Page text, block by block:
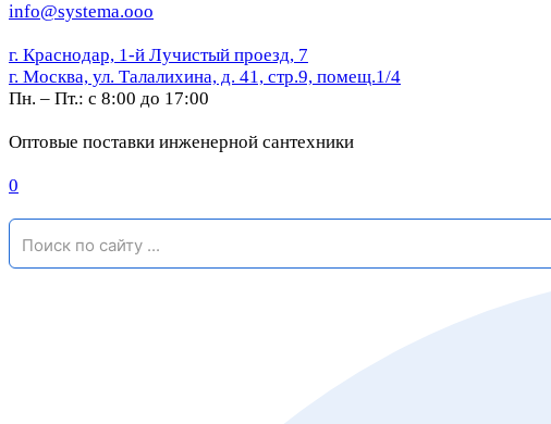
info@systema.ooo
г. Краснодар, 1-й Лучистый проезд, 7
г. Москва, ул. Талалихина, д. 41, стр.9, помещ.1/4
Пн. – Пт.: с 8:00 до 17:00
Оптовые поставки инженерной сантехники
0